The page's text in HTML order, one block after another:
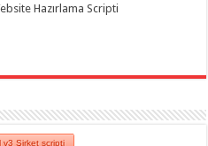
Hazırlama Scripti
v3 Şirket scripti